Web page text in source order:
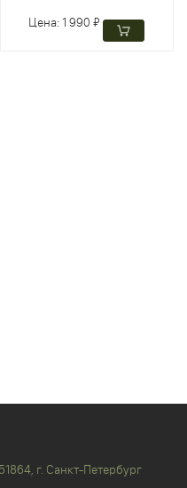
Цена:1 990 ₽
г. Санкт-Петербург